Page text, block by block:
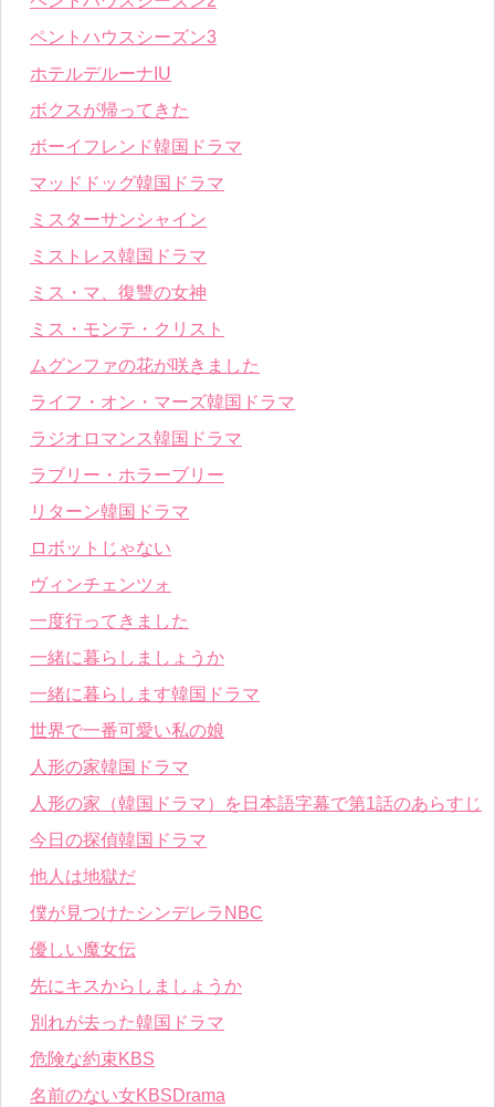
ペントハウスシーズン3
ホテルデルーナIU
ボクスが帰ってきた
ボーイフレンド韓国ドラマ
マッドドッグ韓国ドラマ
ミスターサンシャイン
ミストレス韓国ドラマ
ミス・マ、復讐の女神
ミス・モンテ・クリスト
ムグンファの花が咲きました
ライフ・オン・マーズ韓国ドラマ
ラジオロマンス韓国ドラマ
ラブリー・ホラーブリー
リターン韓国ドラマ
ロボットじゃない
ヴィンチェンツォ
一度行ってきました
一緒に暮らしましょうか
一緒に暮らします韓国ドラマ
世界で一番可愛い私の娘
人形の家韓国ドラマ
人形の家（韓国ドラマ）を日本語字幕で第1話のあらすじ
今日の探偵韓国ドラマ
他人は地獄だ
僕が見つけたシンデレラNBC
優しい魔女伝
先にキスからしましょうか
別れが去った韓国ドラマ
危険な約束KBS
名前のない女KBSDrama